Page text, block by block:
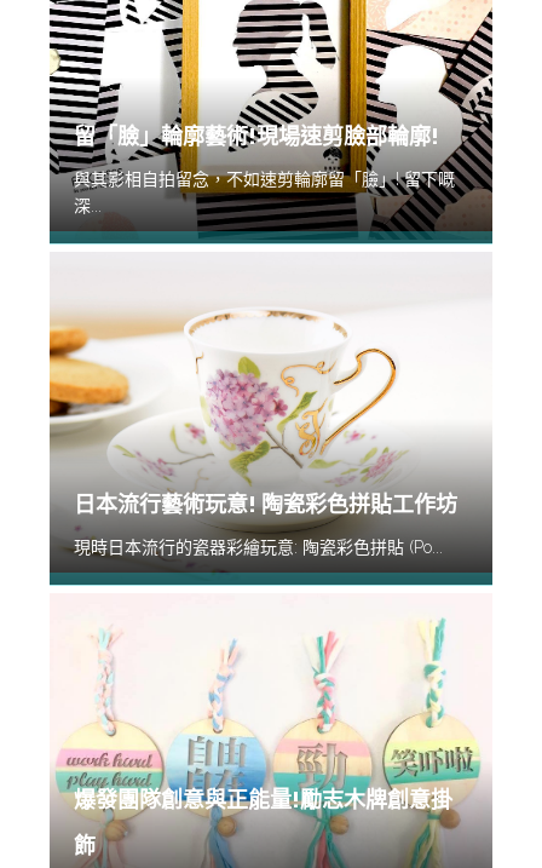
留「臉」輪廓藝術!現場速剪臉部輪廓!
與其影相自拍留念，不如速剪輪廓留「臉」! 留下嘅
深...
日本流行藝術玩意! 陶瓷彩色拼貼工作坊
現時日本流行的瓷器彩繪玩意: 陶瓷彩色拼貼 (Po...
爆發團隊創意與正能量!勵志木牌創意掛
飾